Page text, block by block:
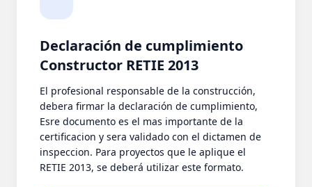
Declaración de cumplimiento
Constructor RETIE 2013
El profesional responsable de la construcción,
debera firmar la declaración de cumplimiento,
Esre documento es el mas importante de la
certificacion y sera validado con el dictamen de
inspeccion. Para proyectos que le aplique el
RETIE 2013, se deberá utilizar este formato.